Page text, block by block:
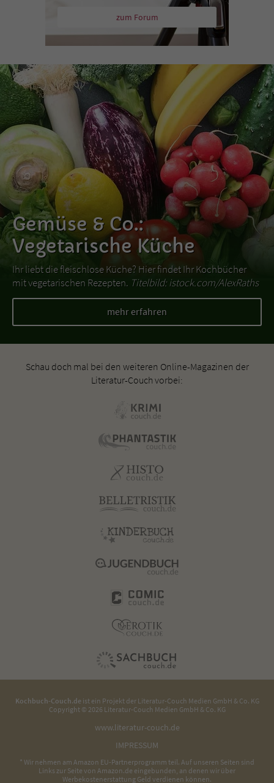
zum Forum
Gemüse & Co.:
Vegetarische Küche
Ihr liebt die fleischlose Küche? Hier findet Ihr Kochbücher
mit vegetarischen Rezepten. Titelbild: istock.com/AlexRaths
mehr erfahren
Schau doch mal bei den weiteren Online-Magazinen der
Literatur-Couch vorbei:
Kochbuch-Couch.deist ein Projekt der Literatur-Couch Medien GmbH & Co. KG
Copyright © 2026 Literatur-Couch Medien GmbH & Co. KG
www.literatur-couch.de
IMPRESSUM
* Wir nehmen am Amazon EU-Partnerprogramm teil. Auf unseren Seiten sind
Links zur Seite von Amazon.de eingebunden, an denen wir über
Werbekostenerstattung Geld verdienen können.